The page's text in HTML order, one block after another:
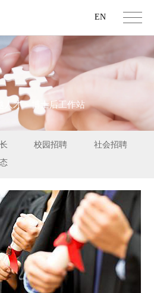
EN
人才 >博士后工作站
校园招聘
社会招聘